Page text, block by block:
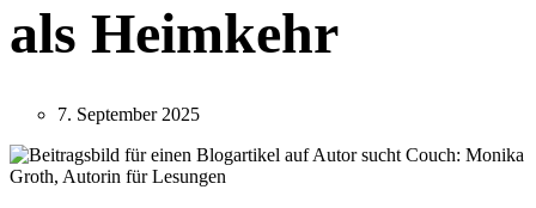
als Heimkehr
7. September 2025